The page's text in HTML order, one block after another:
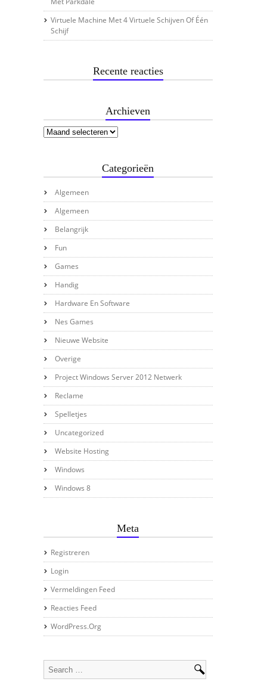
Virtuele Machine Met 4 Virtuele Schijven Of Één
Schijf
Recente reacties
Archieven
Categorieën
Algemeen
Algemeen
Belangrijk
Fun
Games
Handig
Hardware En Software
Nes Games
Nieuwe Website
Overige
Project Windows Server 2012 Netwerk
Reclame
Spelletjes
Uncategorized
Website Hosting
Windows
Windows 8
Meta
Registreren
Login
Vermeldingen Feed
Reacties Feed
WordPress.org